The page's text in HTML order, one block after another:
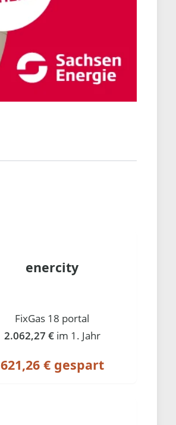
enercity
FixGas 18 portal
2.062,27 € im 1. Jahr
621,26 € gespart